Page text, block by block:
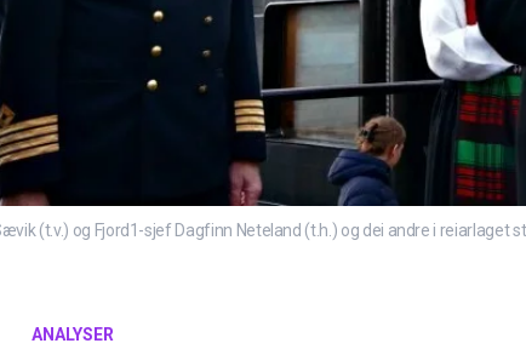
(t.v.) og Fjord1-sjef Dagfinn Neteland (t.h.) og dei andre i
ANALYSER